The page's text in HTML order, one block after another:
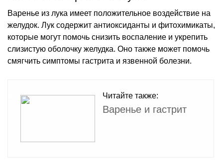
Варенье из лука имеет положительное воздействие на
желудок. Лук содержит антиоксиданты и фитохимикаты,
которые могут помочь снизить воспаление и укрепить
слизистую оболочку желудка. Оно также может помочь
смягчить симптомы гастрита и язвенной болезни.
Читайте также:
Варенье и гастрит